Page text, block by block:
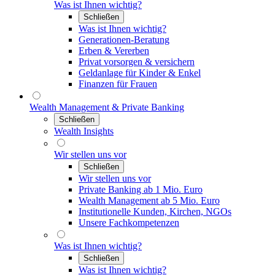
Was ist Ihnen wichtig?
Schließen
Was ist Ihnen wichtig?
Generationen-Beratung
Erben & Vererben
Privat vorsorgen & versichern
Geldanlage für Kinder & Enkel
Finanzen für Frauen
Wealth Management & Private Banking
Schließen
Wealth Insights
Wir stellen uns vor
Schließen
Wir stellen uns vor
Private Banking ab 1 Mio. Euro
Wealth Management ab 5 Mio. Euro
Institutionelle Kunden, Kirchen, NGOs
Unsere Fachkompetenzen
Was ist Ihnen wichtig?
Schließen
Was ist Ihnen wichtig?